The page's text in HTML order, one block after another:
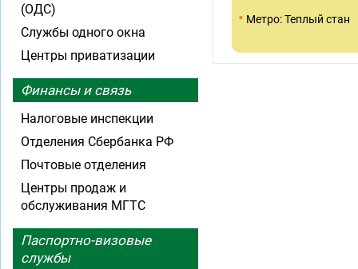
• Метро: Теплый стан
(ОДС)
Службы одного окна
Центры приватизации
Финансы и связь
Налоговые инспекции
Отделения Сбербанка РФ
Почтовые отделения
Центры продаж и
обслуживания МГТС
Паспортно-визовые
службы